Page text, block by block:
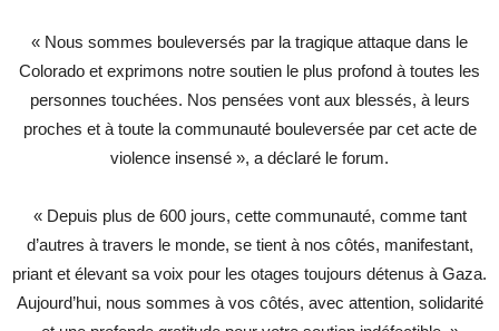
« Nous sommes bouleversés par la tragique attaque dans le
Colorado et exprimons notre soutien le plus profond à toutes les
personnes touchées. Nos pensées vont aux blessés, à leurs
proches et à toute la communauté bouleversée par cet acte de
violence insensé », a déclaré le forum.
« Depuis plus de 600 jours, cette communauté, comme tant
d’autres à travers le monde, se tient à nos côtés, manifestant,
priant et élevant sa voix pour les otages toujours détenus à Gaza.
Aujourd’hui, nous sommes à vos côtés, avec attention, solidarité